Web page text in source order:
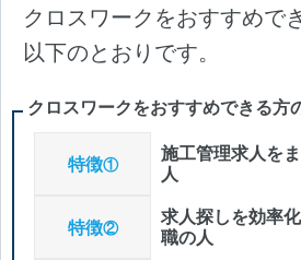
クロスワークをおすすめで
以下のとおりです。
クロスワークをおすすめできる方
特徴①
施工管理求人を
人
特徴②
求人探しを効率
職の人